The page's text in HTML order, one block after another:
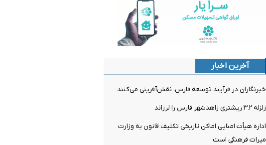
آخرین اخبار
خبرنگاران در فرآیند توسعه فارس، نقش‌آفرینی می‌کنند
زلزله ۳.۲ ریشتری زاهدشهر فارس را لرزاند
اداره هیأت امنایی اماکن تاریخی تکلیف قانون به وزارت
میراث فرهنگی است